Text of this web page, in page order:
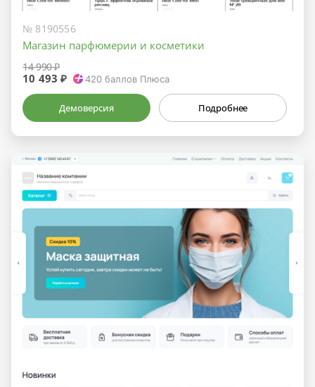
№ 8190556
Магазин парфюмерии и косметики
14 990 ₽
10 493 ₽ 420баллов Плюса
Демоверсия Подробнее